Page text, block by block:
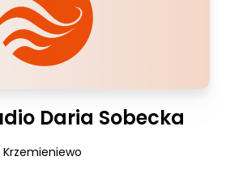
Daria Sobecka
Krzemieniewo